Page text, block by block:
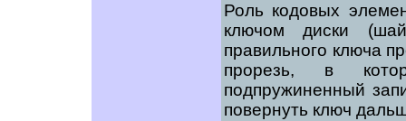
Роль кодовых
ключом диски
правильного ключа
прорезь, в
подпружиненный
повернуть ключ